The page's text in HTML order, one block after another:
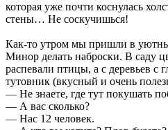
которая уже почти коснулась
стены… Не соскучишься!
Как-то утром мы пришли в
Минор делать наброски. В саду
распевали птицы, а с деревьев с
тутовник (вкусный и очень
— Не знаете, где тут покушать
— А вас сколько?
— Нас 12 человек.